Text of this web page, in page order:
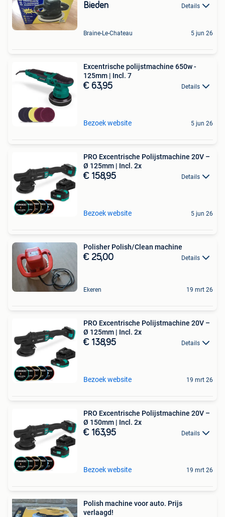
Bieden Details
Braine-Le-Chateau 5 jun 26
Excentrische polijstmachine 650w -
125mm | Incl. 7
€ 63,95 Details
Bezoek website 5 jun 26
PRO Excentrische Polijstmachine 20V –
Ø 125mm | Incl. 2x
€ 158,95 Details
Bezoek website 5 jun 26
Polisher Polish/Clean machine
€ 25,00 Details
Ekeren 19 mrt 26
PRO Excentrische Polijstmachine 20V –
Ø 125mm | Incl. 2x
€ 138,95 Details
Bezoek website 19 mrt 26
PRO Excentrische Polijstmachine 20V –
Ø 150mm | Incl. 2x
€ 163,95 Details
Bezoek website 19 mrt 26
Polish machine voor auto. Prijs
verlaagd!